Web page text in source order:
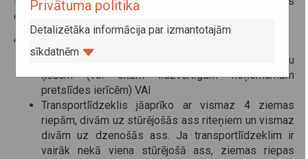
departamentos).
Autobusiem izvirzītās prasības (M2, M3):
Transportlīdzeklis jāaprīko ar vismaz divām riepu
ķēdēm (vai citām līdzvērtīgām noņemamām
pretslīdes ierīcēm) VAI
Transportlīdzeklis jāaprīko ar vismaz 4 ziemas
riepām, divām uz stūrējošās ass riteņiem un vismaz
divām uz dzenošās ass. Ja transportlīdzeklim ir
vairāk nekā viena stūrējošā ass, ziemas riepas
Privātuma politika
Detalizētāka informācija par izmantotajām
sīkdatnēm